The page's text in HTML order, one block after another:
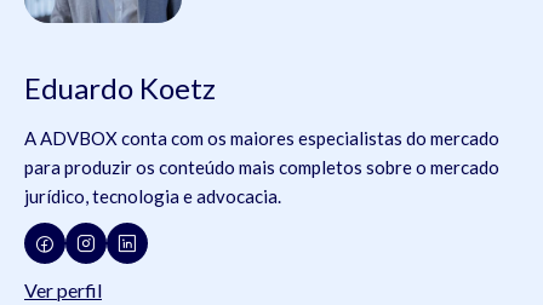
Eduardo Koetz
A ADVBOX conta com os maiores especialistas do mercado
para produzir os conteúdo mais completos sobre o mercado
jurídico, tecnologia e advocacia.
Ver perfil